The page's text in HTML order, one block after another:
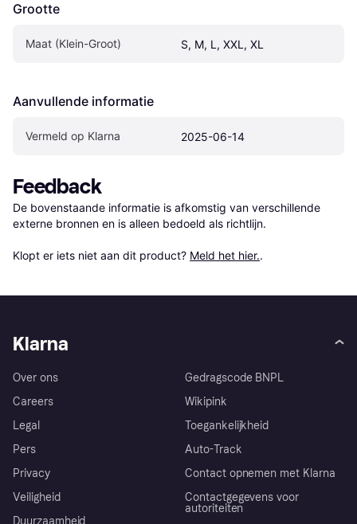
Grootte
Maat (Klein-Groot) S, M, L, XXL, XL
Aanvullende informatie
Vermeld op Klarna 2025-06-14
Feedback
De bovenstaande informatie is afkomstig van verschillende
externe bronnen en is alleen bedoeld als richtlijn.
Klopt er iets niet aan dit product? Meld het hier..
Klarna
Over ons
Careers
Legal
Pers
Privacy
Veiligheid
Gedragscode BNPL
Wikipink
Toegankelijkheid
Auto-Track
Contact opnemen met Klarna
Contactgegevens voor
autoriteiten